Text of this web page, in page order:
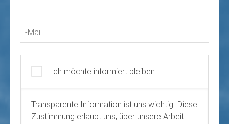
E-Mail
Ich möchte informiert bleiben
Transparente Information ist uns wichtig. Diese
Zustimmung erlaubt uns, über unsere Arbeit